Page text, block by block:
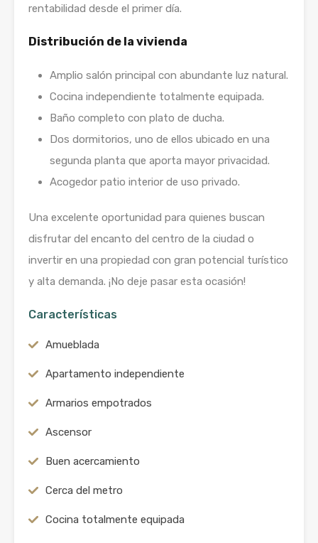
rentabilidad desde el primer día.
Distribución de la vivienda
Amplio salón principal con abundante luz natural.
Cocina independiente totalmente equipada.
Baño completo con plato de ducha.
Dos dormitorios, uno de ellos ubicado en una
segunda planta que aporta mayor privacidad.
Acogedor patio interior de uso privado.
Una excelente oportunidad para quienes buscan
disfrutar del encanto del centro de la ciudad o
invertir en una propiedad con gran potencial turístico
y alta demanda. ¡No deje pasar esta ocasión!
Características
Amueblada
Apartamento independiente
Armarios empotrados
Ascensor
Buen acercamiento
Cerca del metro
Cocina totalmente equipada